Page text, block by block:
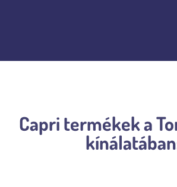
ízről ízre.”
Történetünk
Capri termékek a